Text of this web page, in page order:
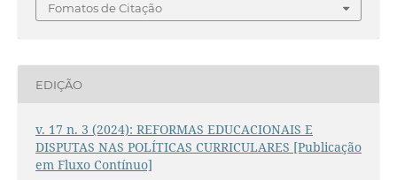
Fomatos de Citação
EDIÇÃO
v. 17 n. 3 (2024): REFORMAS EDUCACIONAIS E
DISPUTAS NAS POLÍTICAS CURRICULARES [Publicação
em Fluxo Contínuo]